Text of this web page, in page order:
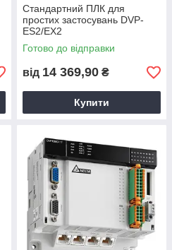
Стандартний ПЛК для
простих застосувань DVP-
ES2/EX2
Готово до відправки
від 14 369,90 ₴
Купити